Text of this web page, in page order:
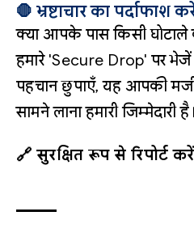
🛑 भ्रष्टाचार का पर्दाफाश
क्या आपके पास किसी घोटाले
हमारे 'Secure Drop' पर
पहचान छुपाएँ, यह आपकी
सामने लाना हमारी जिम्मेदारी है।
🔗 सुरक्षित रूप से रिपोर्ट करें